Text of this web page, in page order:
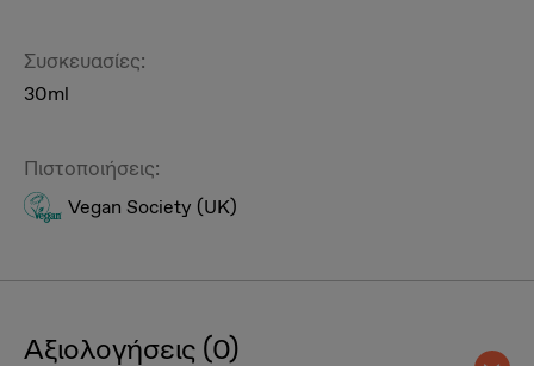
Συσκευασίες:
30ml
Πιστοποιήσεις:
Vegan Society (UK)
Αξιολογήσεις (0)